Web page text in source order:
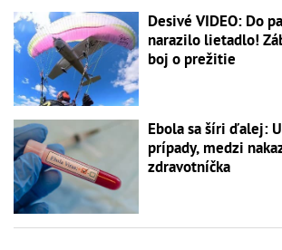
Desivé VIDEO: Do
narazilo lietadlo!
boj o prežitie
Ebola sa šíri ďalej:
prípady, medzi
zdravotníčka